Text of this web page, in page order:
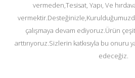
vermeden,Tesisat, Yapı, Ve
çalışmaya devam ediyoruz.Ürün
arttırıyoruz.Sizlerin katkısıyla bu onuru
edeceğiz.